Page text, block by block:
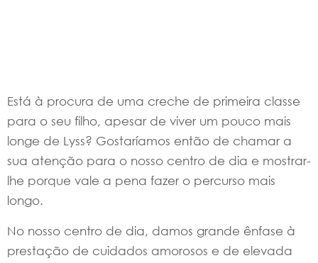
Está à procura de uma creche de primeira classe
para o seu filho, apesar de viver um pouco mais
longe de Lyss? Gostaríamos então de chamar a
sua atenção para o nosso centro de dia e mostrar-
lhe porque vale a pena fazer o percurso mais
longo.
No nosso centro de dia, damos grande ênfase à
prestação de cuidados amorosos e de elevada